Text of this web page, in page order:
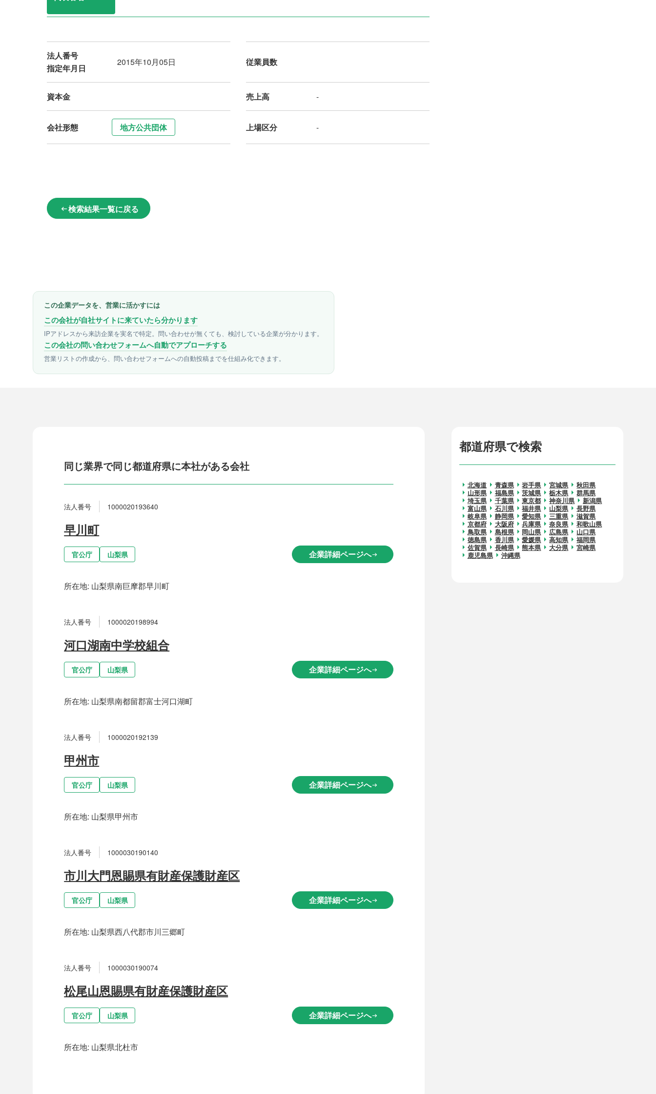
法人番号
指定年月日
2015年10月05日 従業員数
資本金 売上高 -
会社形態 地方公共団体 上場区分 -
arrow_left_alt検索結果一覧に戻る
この企業データを、営業に活かすには
この会社が自社サイトに来ていたら分かります
IPアドレスから来訪企業を実名で特定。問い合わせが無くても、検討している企業が分かります。
この会社の問い合わせフォームへ自動でアプローチする
営業リストの作成から、問い合わせフォームへの自動投稿までを仕組み化できます。
都道府県で検索
北海道 青森県 岩手県 宮城県
秋田県
山形県
福島県 茨城県 栃木県
群馬県
埼玉県
千葉県 東京都 神奈川県
新潟県
富山県
石川県 福井県 山梨県
長野県
岐阜県
静岡県 愛知県 三重県
滋賀県
京都府
大阪府 兵庫県 奈良県
和歌山県
鳥取県
島根県 岡山県 広島県
山口県
徳島県
香川県 愛媛県 高知県
福岡県
佐賀県
長崎県 熊本県 大分県
宮崎県
鹿児島県
沖縄県
同じ業界で同じ都道府県に本社がある会社
法人番号 1000020193640
早川町
官公庁 山梨県 企業詳細ページへarrow_right_alt
所在地: 山梨県南巨摩郡早川町
法人番号 1000020198994
河口湖南中学校組合
官公庁 山梨県 企業詳細ページへarrow_right_alt
所在地: 山梨県南都留郡富士河口湖町
法人番号 1000020192139
甲州市
官公庁 山梨県 企業詳細ページへarrow_right_alt
所在地: 山梨県甲州市
法人番号 1000030190140
市川大門恩賜県有財産保護財産区
官公庁 山梨県 企業詳細ページへarrow_right_alt
所在地: 山梨県西八代郡市川三郷町
法人番号 1000030190074
松尾山恩賜県有財産保護財産区
官公庁 山梨県 企業詳細ページへarrow_right_alt
所在地: 山梨県北杜市